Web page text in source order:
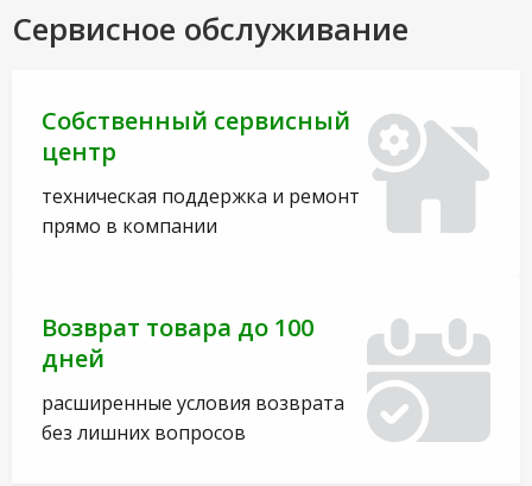
Сервисное обслуживание
Собственный сервисный
центр
техническая поддержка и ремонт
прямо в компании
Возврат товара до 100
дней
расширенные условия возврата
без лишних вопросов